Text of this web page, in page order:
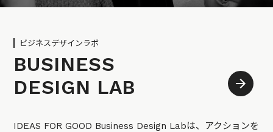
ビジネスデザインラボ
BUSINESS
DESIGN LAB
IDEAS FOR GOOD Business Design Labは、アクションを